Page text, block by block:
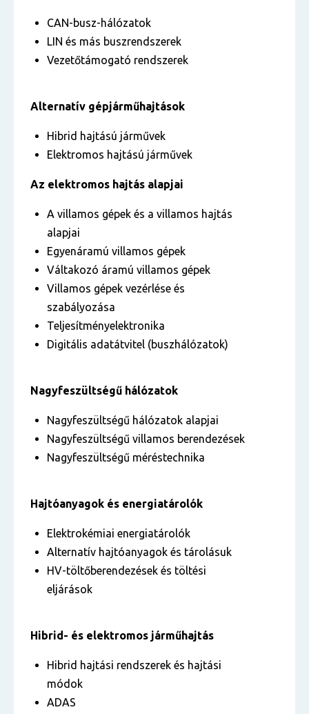
CAN-busz-hálózatok
LIN és más buszrendszerek
Vezetőtámogató rendszerek
Alternatív gépjárműhajtások
Hibrid hajtású járművek
Elektromos hajtású járművek
Az elektromos hajtás alapjai
A villamos gépek és a villamos hajtás
alapjai
Egyenáramú villamos gépek
Váltakozó áramú villamos gépek
Villamos gépek vezérlése és
szabályozása
Teljesítményelektronika
Digitális adatátvitel (buszhálózatok)
Nagyfeszültségű hálózatok
Nagyfeszültségű hálózatok alapjai
Nagyfeszültségű villamos berendezések
Nagyfeszültségű méréstechnika
Hajtóanyagok és energiatárolók
Elektrokémiai energiatárolók
Alternatív hajtóanyagok és tárolásuk
HV-töltőberendezések és töltési
eljárások
Hibrid- és elektromos járműhajtás
Hibrid hajtási rendszerek és hajtási
módok
ADAS